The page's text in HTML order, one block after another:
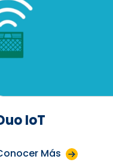
IoT
Más